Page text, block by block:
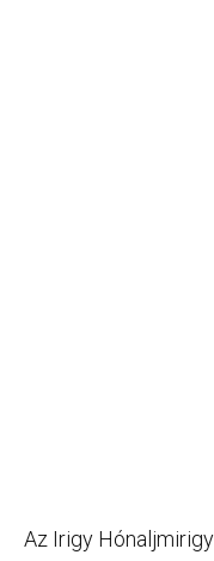
Az Irigy